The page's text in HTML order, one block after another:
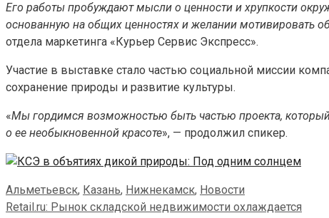
Его работы пробуждают мысли о ценности и хрупкости
основанную на общих ценностях и желании мотивировать
отдела маркетинга «Курьер Сервис Экспресс».
Участие в выставке стало частью социальной миссии
сохранение природы и развитие культуры.
«Мы гордимся возможностью быть частью проекта,
о ее необыкновенной красоте», — продолжил спикер.
Categories
Альметьевск, Казань, Нижнекамск, Новости
Retail.ru: Рынок складской недвижимости охлаждается